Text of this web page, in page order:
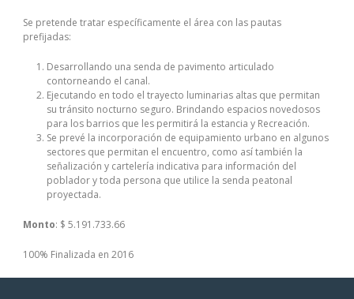
Se pretende tratar específicamente el área con las pautas
prefijadas:
Desarrollando una senda de pavimento articulado
contorneando el canal.
Ejecutando en todo el trayecto luminarias altas que permitan
su tránsito nocturno seguro. Brindando espacios novedosos
para los barrios que les permitirá la estancia y Recreación.
Se prevé la incorporación de equipamiento urbano en algunos
sectores que permitan el encuentro, como así también la
señalización y cartelería indicativa para información del
poblador y toda persona que utilice la senda peatonal
proyectada.
Monto: $ 5.191.733.66
100% Finalizada en 2016